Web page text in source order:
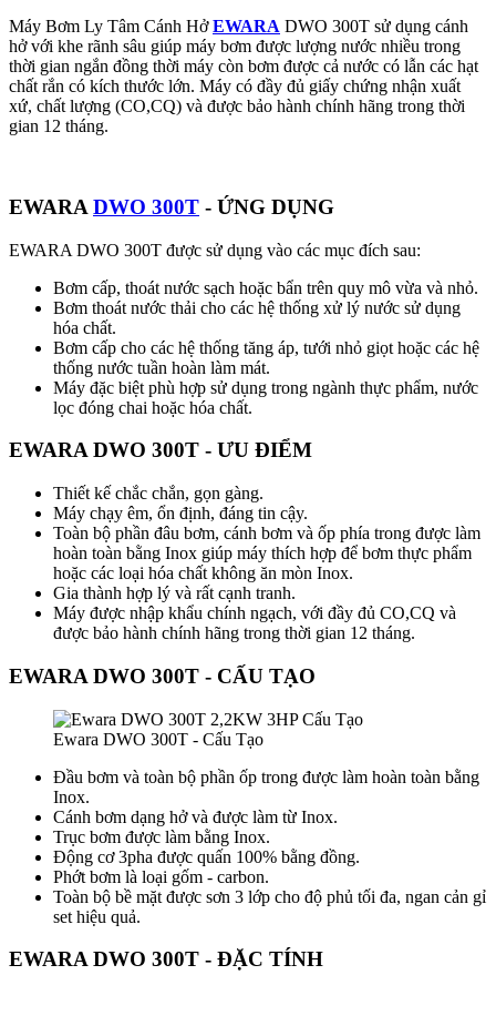
Máy Bơm Ly Tâm Cánh HởEWARA DWO 300T sử dụng cánh
hở với khe rãnh sâu giúp máy bơm được lượng nước nhiều trong
thời gian ngắn đồng thời máy còn bơm được cả nước có lẫn các hạt
chất rắn có kích thước lớn. Máy có đầy đủ giấy chứng nhận xuất
xứ, chất lượng (CO,CQ) và được bảo hành chính hãng trong thời
gian 12 tháng.
EWARA DWO 300T - ỨNG DỤNG
EWARA DWO 300T được sử dụng vào các mục đích sau:
Bơm cấp, thoát nước sạch hoặc bẩn trên quy mô vừa và nhỏ.
Bơm thoát nước thải cho các hệ thống xử lý nước sử dụng
hóa chất.
Bơm cấp cho các hệ thống tăng áp, tưới nhỏ giọt hoặc các hệ
thống nước tuần hoàn làm mát.
Máy đặc biệt phù hợp sử dụng trong ngành thực phẩm, nước
lọc đóng chai hoặc hóa chất.
EWARA DWO 300T - ƯU ĐIỂM
Thiết kế chắc chắn, gọn gàng.
Máy chạy êm, ổn định, đáng tin cậy.
Toàn bộ phần đâu bơm, cánh bơm và ốp phía trong được làm
hoàn toàn bằng Inox giúp máy thích hợp để bơm thực phẩm
hoặc các loại hóa chất không ăn mòn Inox.
Gia thành hợp lý và rất cạnh tranh.
Máy được nhập khẩu chính ngạch, với đầy đủ CO,CQ và
được bảo hành chính hãng trong thời gian 12 tháng.
EWARA DWO 300T - CẤU TẠO
Ewara DWO 300T - Cấu Tạo
Đầu bơm và toàn bộ phần ốp trong được làm hoàn toàn bằng
Inox.
Cánh bơm dạng hở và được làm từ Inox.
Trục bơm được làm bằng Inox.
Động cơ 3pha được quấn 100% bằng đồng.
Phớt bơm là loại gốm - carbon.
Toàn bộ bề mặt được sơn 3 lớp cho độ phủ tối đa, ngan cản gỉ
set hiệu quả.
EWARA DWO 300T - ĐẶC TÍNH